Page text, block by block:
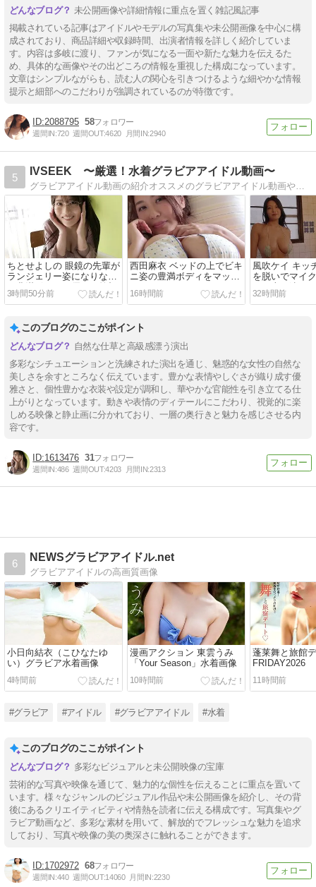
未公開画像や詳細情報に重点を置く雑記風記事
掲載されている記事はアイドルやモデルの写真集や未公開画像を中心に構
成されており、商品詳細や収録時間、出演者情報を詳しく紹介していま
す。内容は多岐に渡り、ファンが気になる一面や新たな魅力を伝えるた
め、具体的な画像やその出どころの情報を重視した構成になっています。
文章はシンプルながらも、読む人の関心を引きつけるような細やかな情報
提示と細部へのこだわりが強調されているのが特徴です。
2088795 58
週間IN:720 週間OUT:4620 月間IN:2940
5
IVSEEK 〜厳選！水着グラビアアイドル動画〜
グラビアアイドル動画の紹介オススメのグラビアアイドル動画やイメージビデオ【IV】を紹介しますよ！
ちとせよしの 眼鏡の先輩が
ランジェリー姿になりなが
ら豊満ボディと優しい笑顔
で癒やしてくれる
3時間50分前
西田麻衣 ベッドの上でビキ
ニ姿の豊満ボディをマッサ
ージしながらたっぷりモミ
モミ
16時間前
風吹ケイ キッ
を脱いでマイ
に…上目遣い
飴を舐める
32時間前
このブログのここがポイント
自然な仕草と高級感漂う演出
多彩なシチュエーションと洗練された演出を通じ、魅惑的な女性の自然な
美しさを余すところなく伝えています。豊かな表情やしぐさが織り成す優
雅さと、個性豊かな衣装や設定が調和し、華やかな官能性を引き立てる仕
上がりとなっています。動きや表情のディテールにこだわり、視覚的に楽
しめる映像と静止画に分かれており、一層の奥行きと魅力を感じさせる内
容です。
1613476 31
週間IN:486 週間OUT:4203 月間IN:2313
6
NEWSグラビアアイドル.net
グラビアアイドルの高画質画像
小日向結衣（こひなたゆ
い）グラビア水着画像
4時間前
漫画アクション 東雲うみ
「Your Season」水着画像
10時間前
蓬莱舞と旅館
FRIDAY2026
11時間前
#グラビア #アイドル #グラビアアイドル #水着
このブログのここがポイント
多彩なビジュアルと未公開映像の宝庫
芸術的な写真や映像を通じて、魅力的な個性を伝えることに重点を置いて
います。様々なジャンルのビジュアル作品や未公開画像を紹介し、その背
後にあるクリエイティビティや情熱を読者に伝える構成です。写真集やグ
ラビア動画など、多彩な素材を用いて、解放的でフレッシュな魅力を追求
しており、写真や映像の美の奥深さに触れることができます。
1702972 68
週間IN:440 週間OUT:14060 月間IN:2230